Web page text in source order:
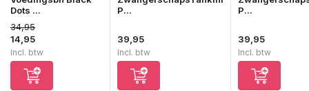
Dots ...
34,95
14,95
Incl. btw
P...
39,95
Incl. btw
P...
39,95
Incl. btw